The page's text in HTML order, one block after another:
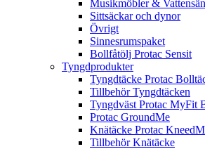
Musikmöbler &
Sittsäckar och dynor
Övrigt
Sinnesrumspaket
Bollfåtölj Protac Sensit
Tyngdprodukter
Tyngdtäcke Protac
Tillbehör Tyngdtäcken
Tyngdväst Protac MyFit
Protac GroundMe
Knätäcke Protac
Tillbehör Knätäcke